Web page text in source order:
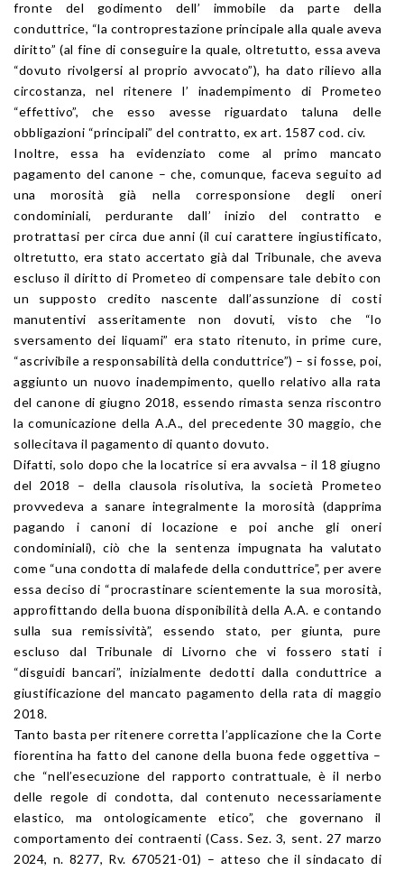
fronte del godimento dell’ immobile da parte della
conduttrice, “la controprestazione principale alla quale aveva
diritto” (al fine di conseguire la quale, oltretutto, essa aveva
“dovuto rivolgersi al proprio avvocato”), ha dato rilievo alla
circostanza, nel ritenere l’ inadempimento di Prometeo
“effettivo”, che esso avesse riguardato taluna delle
obbligazioni “principali” del contratto, ex art. 1587 cod. civ.
Inoltre, essa ha evidenziato come al primo mancato
pagamento del canone – che, comunque, faceva seguito ad
una morosità già nella corresponsione degli oneri
condominiali, perdurante dall’ inizio del contratto e
protrattasi per circa due anni (il cui carattere ingiustificato,
oltretutto, era stato accertato già dal Tribunale, che aveva
escluso il diritto di Prometeo di compensare tale debito con
un supposto credito nascente dall’assunzione di costi
manutentivi asseritamente non dovuti, visto che “lo
sversamento dei liquami” era stato ritenuto, in prime cure,
“ascrivibile a responsabilità della conduttrice”) – si fosse, poi,
aggiunto un nuovo inadempimento, quello relativo alla rata
del canone di giugno 2018, essendo rimasta senza riscontro
la comunicazione della A.A., del precedente 30 maggio, che
sollecitava il pagamento di quanto dovuto.
Difatti, solo dopo che la locatrice si era avvalsa – il 18 giugno
del 2018 – della clausola risolutiva, la società Prometeo
provvedeva a sanare integralmente la morosità (dapprima
pagando i canoni di locazione e poi anche gli oneri
condominiali), ciò che la sentenza impugnata ha valutato
come “una condotta di malafede della conduttrice”, per avere
essa deciso di “procrastinare scientemente la sua morosità,
approfittando della buona disponibilità della A.A. e contando
sulla sua remissività”, essendo stato, per giunta, pure
escluso dal Tribunale di Livorno che vi fossero stati i
“disguidi bancari”, inizialmente dedotti dalla conduttrice a
giustificazione del mancato pagamento della rata di maggio
2018.
Tanto basta per ritenere corretta l’applicazione che la Corte
fiorentina ha fatto del canone della buona fede oggettiva –
che “nell’esecuzione del rapporto contrattuale, è il nerbo
delle regole di condotta, dal contenuto necessariamente
elastico, ma ontologicamente etico”, che governano il
comportamento dei contraenti (Cass. Sez. 3, sent. 27 marzo
2024, n. 8277, Rv. 670521-01) – atteso che il sindacato di